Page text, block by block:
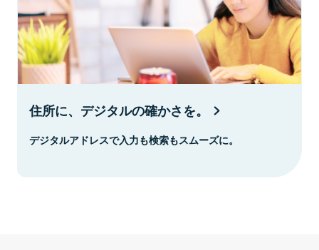
住所に、デジタルの確かさを。
デジタルアドレスで入力も検索もスムーズに。